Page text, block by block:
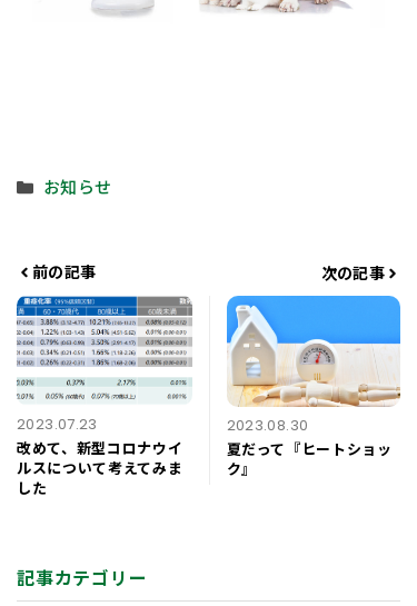
カ
ー
お知らせ
前の記事
2023.07.23
改めて、新型コロナウイ
ルスについて考えてみま
した
次の記事
2023.08.30
夏だって『ヒートショッ
ク』
記事カテゴリー